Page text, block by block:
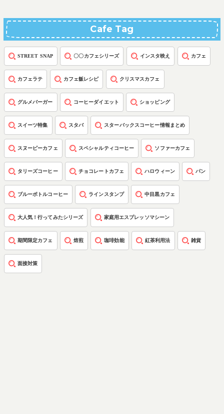
Cafe Tag
STREET SNAP 〇〇カフェシリーズ インスタ映え カフェ
カフェラテ カフェ飯レシピ クリスマスカフェ
グルメバーガー コーヒーダイエット ショッピング
スイーツ特集 スタバ スターバックスコーヒー情報まとめ
スヌーピーカフェ スペシャルティコーヒー ソファーカフェ
タリーズコーヒー チョコレートカフェ ハロウィーン パン
ブルーボトルコーヒー ラインスタンプ 中目黒カフェ
大人気！行ってみたシリーズ 家庭用エスプレッソマシーン
期間限定カフェ 焙煎 珈琲効能 紅茶利用法 雑貨
面接対策